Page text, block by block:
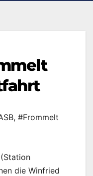
, #Frommelt
die Winfried